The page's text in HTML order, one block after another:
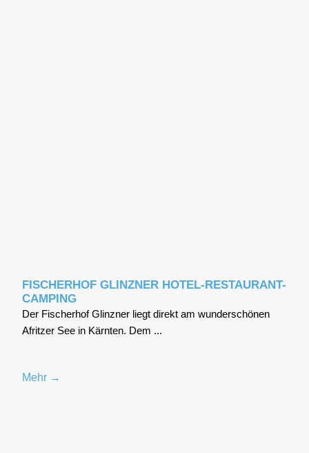
FISCHERHOF GLINZNER HOTEL-RESTAURANT-
CAMPING
Der Fischer­hof Glinz­ner liegt direkt am wun­der­schö­nen
Afrit­zer See in Kärn­ten. Dem ...
Mehr →